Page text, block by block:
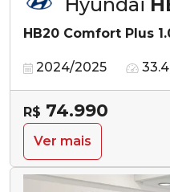
Hyundai
HB20 Comfort Plus
2024/2025
R$ 74.990
Ver mais